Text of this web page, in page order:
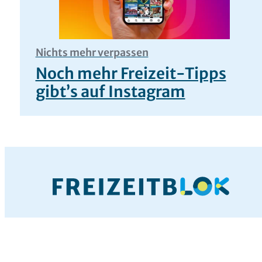
Nichts mehr verpassen
Noch mehr Freizeit-Tipps
gibt’s auf Instagram